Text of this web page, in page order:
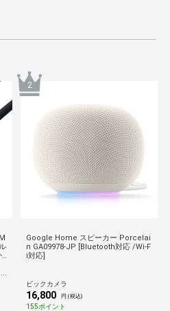
在庫あり、10:00までのご注文は最短即日発送
2
Google Home スピーカー Porcelai
n GA09978-JP [Bluetooth対応 /Wi-F
i対応]
ビックカメラ
16,800 円 (税込)
155ポイント